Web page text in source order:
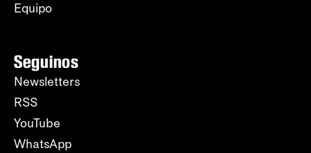
Equipo
Seguinos
Newsletters
RSS
YouTube
WhatsApp